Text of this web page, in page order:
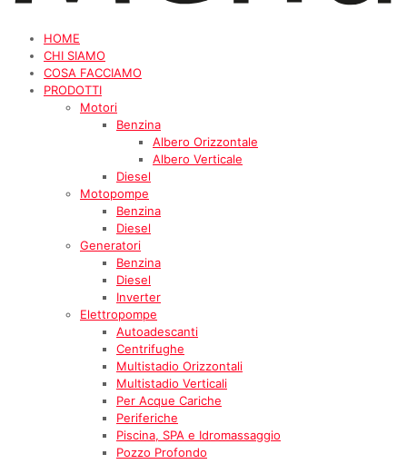
HOME
CHI SIAMO
COSA FACCIAMO
PRODOTTI
Motori
Benzina
Albero Orizzontale
Albero Verticale
Diesel
Motopompe
Benzina
Diesel
Generatori
Benzina
Diesel
Inverter
Elettropompe
Autoadescanti
Centrifughe
Multistadio Orizzontali
Multistadio Verticali
Per Acque Cariche
Periferiche
Piscina, SPA e Idromassaggio
Pozzo Profondo